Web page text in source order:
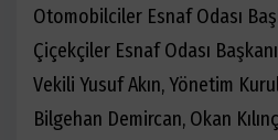
Otomobilciler Esnaf Odası
Çiçekçiler Esnaf Odası
Vekili Yusuf Akın, Yönetim
Bilgehan Demircan, Okan